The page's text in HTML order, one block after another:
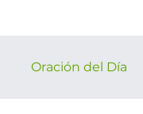
Oración del Día